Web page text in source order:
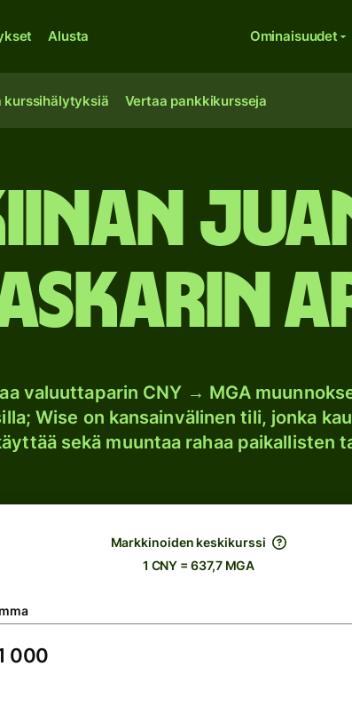
Alusta Ominaisuudet
kurssihälytyksiä Vertaa pankkikursseja
valuuttaparin CNY → MGA
Wise on kansainvälinen tili, jonka
sekä muuntaa rahaa paikallisten
Markkinoiden keskikurssi
1 CNY = 637,7 MGA